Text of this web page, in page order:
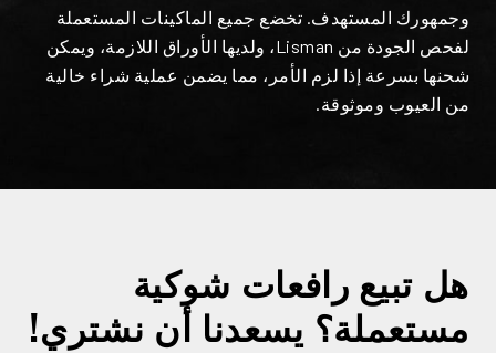
وجمهورك المستهدف. تخضع جميع الماكينات المستعملة
لفحص الجودة من Lisman، ولديها الأوراق اللازمة، ويمكن
شحنها بسرعة إذا لزم الأمر، مما يضمن عملية شراء خالية
من العيوب وموثوقة.
هل تبيع رافعات شوكية
مستعملة؟ يسعدنا أن نشتري!